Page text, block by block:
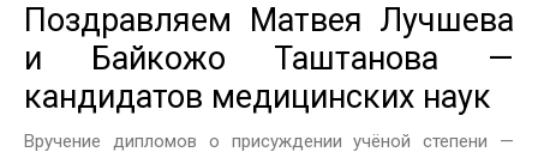
Поздравляем Матвея Лучшева
и Байкожо Таштанова —
кандидатов медицинских наук
Вручение дипломов о присуждении учёной степени —